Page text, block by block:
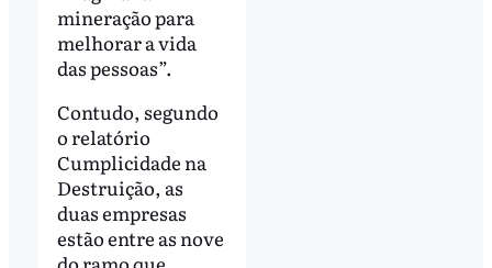
mineração para
melhorar a vida
das pessoas”.
Contudo, segundo
o relatório
Cumplicidade na
Destruição, as
duas empresas
estão entre as nove